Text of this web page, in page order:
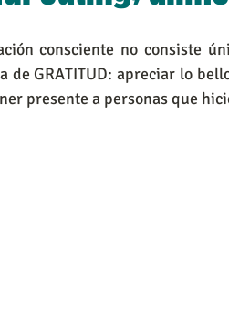
consciente no consiste
de GRATITUD: apreciar lo
presente a personas que